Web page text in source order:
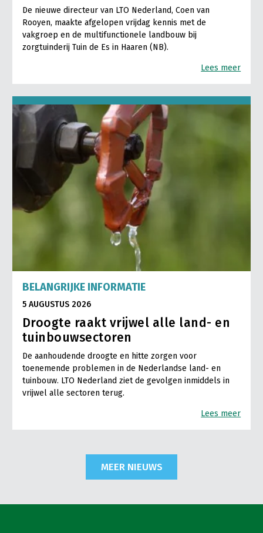
De nieuwe directeur van LTO Nederland, Coen van
Rooyen, maakte afgelopen vrijdag kennis met de
vakgroep en de multifunctionele landbouw bij
zorgtuinderij Tuin de Es in Haaren (NB).
Lees meer
BELANGRIJKE INFORMATIE
5 AUGUSTUS 2026
Droogte raakt vrijwel alle land- en
tuinbouwsectoren
De aanhoudende droogte en hitte zorgen voor
toenemende problemen in de Nederlandse land- en
tuinbouw. LTO Nederland ziet de gevolgen inmiddels in
vrijwel alle sectoren terug.
Lees meer
MEER NIEUWS